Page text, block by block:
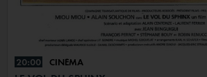
20:00 CINÉMA